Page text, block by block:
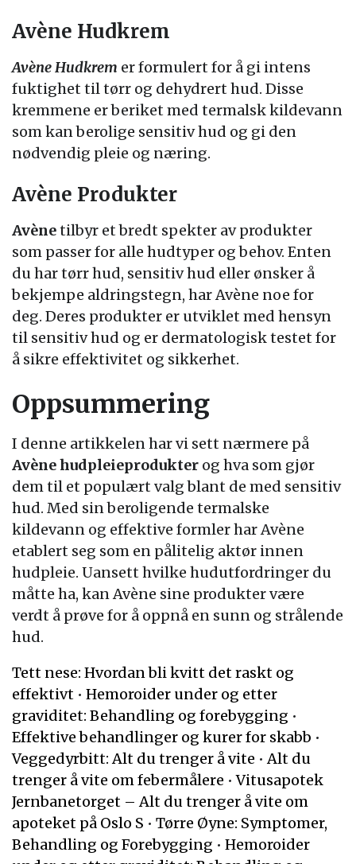
Avène Hudkrem
Avène Hudkrem er formulert for å gi intens
fuktighet til tørr og dehydrert hud. Disse
kremmene er beriket med termalsk kildevann
som kan berolige sensitiv hud og gi den
nødvendig pleie og næring.
Avène Produkter
Avènetilbyr et bredt spekter av produkter
som passer for alle hudtyper og behov. Enten
du har tørr hud, sensitiv hud eller ønsker å
bekjempe aldringstegn, har Avène noe for
deg. Deres produkter er utviklet med hensyn
til sensitiv hud og er dermatologisk testet for
å sikre effektivitet og sikkerhet.
Oppsummering
I denne artikkelen har vi sett nærmere på
Avène hudpleieprodukter og hva som gjør
dem til et populært valg blant de med sensitiv
hud. Med sin beroligende termalske
kildevann og effektive formler har Avène
etablert seg som en pålitelig aktør innen
hudpleie. Uansett hvilke hudutfordringer du
måtte ha, kan Avène sine produkter være
verdt å prøve for å oppnå en sunn og strålende
hud.
Tett nese: Hvordan bli kvitt det raskt og
effektivt • Hemoroider under og etter
graviditet: Behandling og forebygging •
Effektive behandlinger og kurer for skabb •
Veggedyrbitt: Alt du trenger å vite •Alt du
trenger å vite om febermålere •Vitusapotek
Jernbanetorget – Alt du trenger å vite om
apoteket på Oslo S • Tørre Øyne: Symptomer,
Behandling og Forebygging • Hemoroider